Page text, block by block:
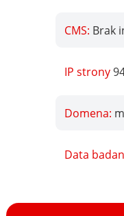
CMS: Brak
IP strony
Domena:
Data